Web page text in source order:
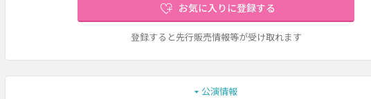
お気に入りに登録する
登録すると先行販売情報等が受け取れます
公演情報